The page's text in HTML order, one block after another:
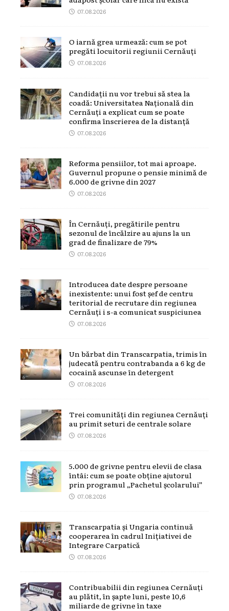
07.08.2026
O iarnă grea urmează: cum se pot
pregăti locuitorii regiunii Cernăuți
07.08.2026
Candidații nu vor trebui să stea la
coadă: Universitatea Națională din
Cernăuți a explicat cum se poate
confirma înscrierea de la distanță
07.08.2026
Reforma pensiilor, tot mai aproape.
Guvernul propune o pensie minimă de
6.000 de grivne din 2027
07.08.2026
În Cernăuți, pregătirile pentru
sezonul de încălzire au ajuns la un
grad de finalizare de 79%
07.08.2026
Introducea date despre persoane
inexistente: unui fost șef de centru
teritorial de recrutare din regiunea
Cernăuți i s-a comunicat suspiciunea
07.08.2026
Un bărbat din Transcarpatia, trimis în
judecată pentru contrabanda a 6 kg de
cocaină ascunse în detergent
07.08.2026
Trei comunități din regiunea Cernăuți
au primit seturi de centrale solare
07.08.2026
5.000 de grivne pentru elevii de clasa
întâi: cum se poate obține ajutorul
prin programul „Pachetul școlarului”
07.08.2026
Transcarpatia și Ungaria continuă
cooperarea în cadrul Inițiativei de
Integrare Carpatică
07.08.2026
Contribuabilii din regiunea Cernăuți
au plătit, în șapte luni, peste 10,6
miliarde de grivne în taxe